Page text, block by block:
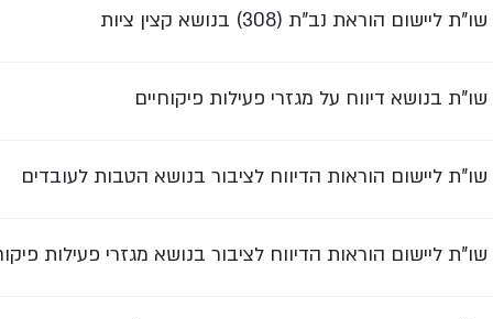
שו"ת ליישום הוראת נב"ת (308) בנושא קצין ציות
שו"ת בנושא דיווח על מגזרי פעילות פיקוחיים
שו"ת ליישום הוראות הדיווח לציבור בנושא הטבות לעובדים
שו"ת ליישום הוראות הדיווח לציבור בנושא מגזרי פעילות